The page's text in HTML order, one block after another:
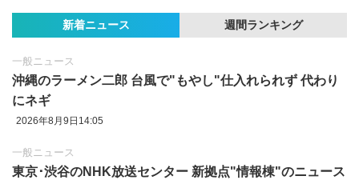
新着ニュース 週間ランキング
一般ニュース
沖縄のラーメン二郎 台風で"もやし"仕入れられず 代わり
にネギ
2026年8月9日14:05
一般ニュース
東京‪･‬渋谷のNHK放送センター 新拠点"情報棟"のニュース